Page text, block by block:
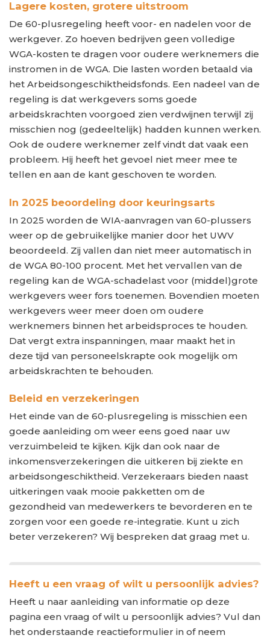
Lagere kosten, grotere uitstroom
De 60-plusregeling heeft voor- en nadelen voor de
werkgever. Zo hoeven bedrijven geen volledige
WGA-kosten te dragen voor oudere werknemers die
instromen in de WGA. Die lasten worden betaald via
het Arbeidsongeschiktheidsfonds. Een nadeel van de
regeling is dat werkgevers soms goede
arbeidskrachten voorgoed zien verdwijnen terwijl zij
misschien nog (gedeeltelijk) hadden kunnen werken.
Ook de oudere werknemer zelf vindt dat vaak een
probleem. Hij heeft het gevoel niet meer mee te
tellen en aan de kant geschoven te worden.
In 2025 beoordeling door keuringsarts
In 2025 worden de WIA-aanvragen van 60-plussers
weer op de gebruikelijke manier door het UWV
beoordeeld. Zij vallen dan niet meer automatisch in
de WGA 80-100 procent. Met het vervallen van de
regeling kan de WGA-schadelast voor (middel)grote
werkgevers weer fors toenemen. Bovendien moeten
werkgevers weer meer doen om oudere
werknemers binnen het arbeidsproces te houden.
Dat vergt extra inspanningen, maar maakt het in
deze tijd van personeelskrapte ook mogelijk om
arbeidskrachten te behouden.
Beleid en verzekeringen
Het einde van de 60-plusregeling is misschien een
goede aanleiding om weer eens goed naar uw
verzuimbeleid te kijken. Kijk dan ook naar de
inkomensverzekeringen die uitkeren bij ziekte en
arbeidsongeschiktheid. Verzekeraars bieden naast
uitkeringen vaak mooie pakketten om de
gezondheid van medewerkers te bevorderen en te
zorgen voor een goede re-integratie. Kunt u zich
beter verzekeren? Wij bespreken dat graag met u.
Heeft u een vraag of wilt u persoonlijk advies?
Heeft u naar aanleiding van informatie op deze
pagina een vraag of wilt u persoonlijk advies? Vul dan
het onderstaande reactieformulier in of neem